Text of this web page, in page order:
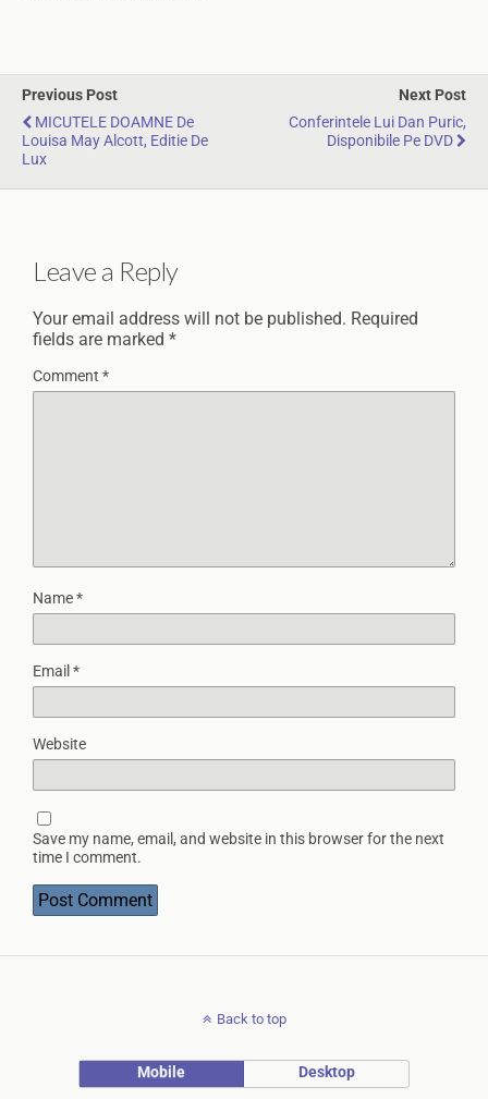
Previous Post
MICUTELE DOAMNE De
Louisa May Alcott, Editie De
Lux
Next Post
Conferintele Lui Dan Puric,
Disponibile Pe DVD
Leave a Reply
Your email address will not be published. Required
fields are marked *
Comment *
Name*
Email *
Website
Save my name, email, and website in this browser for the next
time I comment.
Back to top
Mobile Desktop